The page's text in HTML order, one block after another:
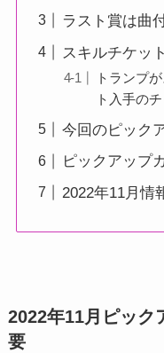
ラスト賞は曲
スキルチケッ
トランプ
ト入手の
今回のピック
ピックアップ
2022年11月情
2022年11月ピック
要